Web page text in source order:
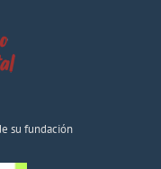
su fundación